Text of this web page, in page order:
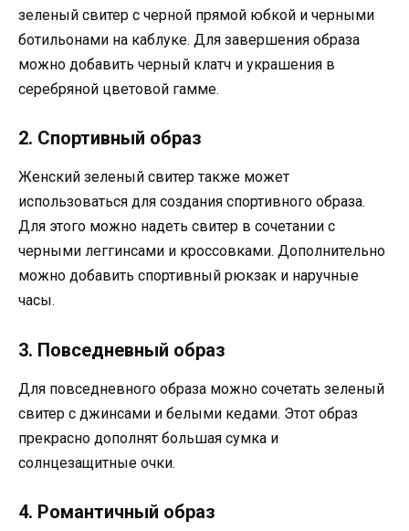
зеленый свитер с черной прямой юбкой и черными
ботильонами на каблуке. Для завершения образа
можно добавить черный клатч и украшения в
серебряной цветовой гамме.
2. Спортивный образ
Женский зеленый свитер также может
использоваться для создания спортивного образа.
Для этого можно надеть свитер в сочетании с
черными леггинсами и кроссовками. Дополнительно
можно добавить спортивный рюкзак и наручные
часы.
3. Повседневный образ
Для повседневного образа можно сочетать зеленый
свитер с джинсами и белыми кедами. Этот образ
прекрасно дополнят большая сумка и
солнцезащитные очки.
4. Романтичный образ